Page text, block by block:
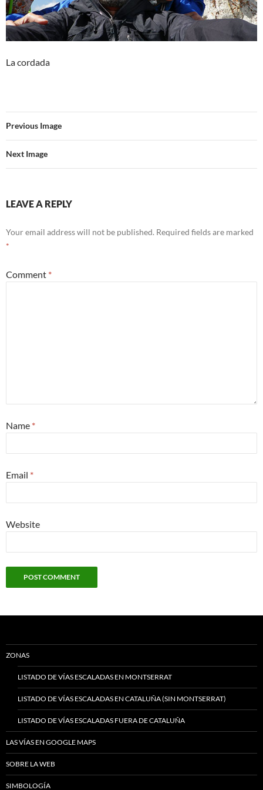
La cordada
Previous Image
Next Image
LEAVE A REPLY
Your email address will not be published. Required fields are marked
*
Comment *
Name *
Email *
Website
ZONAS
LISTADO DE VÍAS ESCALADAS EN MONTSERRAT
LISTADO DE VÍAS ESCALADAS EN CATALUÑA (SIN MONTSERRAT)
LISTADO DE VÍAS ESCALADAS FUERA DE CATALUÑA
LAS VÍAS EN GOOGLE MAPS
SOBRE LA WEB
SIMBOLOGÍA